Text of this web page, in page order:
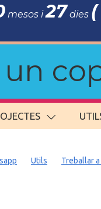
mesos i27 dies
Utils Treballar a